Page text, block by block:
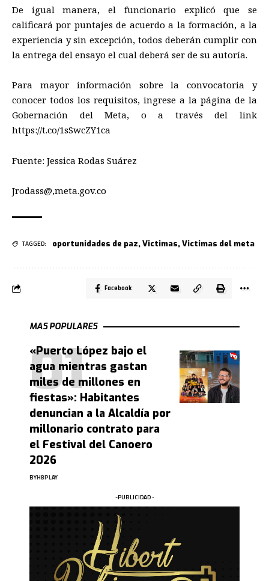
De igual manera, el funcionario explicó que se
calificará por puntajes de acuerdo a la formación, a la
experiencia y sin excepción, todos deberán cumplir con
la entrega del ensayo el cual deberá ser de su autoría.
Para mayor
información sobre la convocatoria y
conocer todos los requisitos, ingrese a la página de la
Gobernación del Meta, o a través del link
https://t.co/1sSwcZY1ca
Fuente: Jessica Rodas Suárez
Jrodass@,meta.gov.co
TAGGED: oportunidades de paz,Victimas,Victimas del meta
Facebook
MAS POPULARES
«Puerto López bajo el
agua mientras gastan
miles de millones en
fiestas»: Habitantes
denuncian a la Alcaldía por
millonario contrato para
el Festival del Canoero
2026
BYHBPLAY
-PUBLICIDAD -